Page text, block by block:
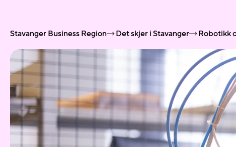
Stavanger Business Region Det skjer i Stavanger Robotikk